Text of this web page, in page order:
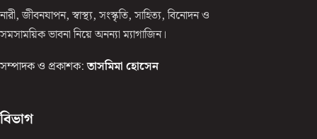
নারী, জীবনযাপন, স্বাস্থ্য, সংস্কৃতি, সাহিত্য, বিনোদন ও
সমসাময়িক ভাবনা নিয়ে অনন্যা ম্যাগাজিন।
সম্পাদক ও প্রকাশক: তাসমিমা হোসেন
বিভাগ